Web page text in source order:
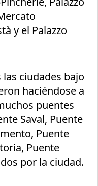
y el Palazzo
ciudades bajo
haciéndose a
puentes
Saval, Puente
Puente
Puente
por la ciudad.